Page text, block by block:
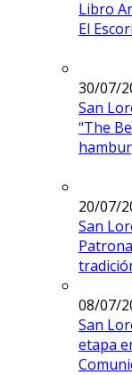
Libro
El
30/07/
San
“The
20/07/
San
08/07/
San
etapa